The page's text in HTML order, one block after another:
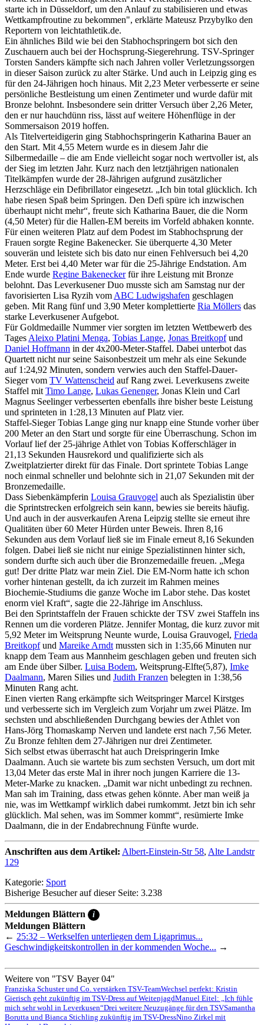
starte ich in Düsseldorf, um den Anlauf zu stabilisieren und etwas
Wettkampfroutine zu bekommen", erklärte Mateusz Przybylko den
Reportern von leichtathletik.de.
Ein ähnliches Bild wie bei den Stabhochspringern bot sich den
Zuschauern auch bei der Hochsprung-Siegerehrung. TSV-Springer
Torsten Sanders kämpfte sich nach Jahren voller Verletzungssorgen
in dieser Saison zurück zu alter Stärke. Und auch in Leipzig ging es
für den 24-Jährigen hoch hinaus. Mit 2,23 Meter verbesserte er seine
persönliche Bestleistung um einen Zentimeter und wurde dafür mit
Bronze belohnt. Insbesondere sein dritter Versuch über 2,26 Meter,
den er nur hauchdünn riss, lässt auf weitere Höhenflüge in der
Sommersaison 2019 hoffen.
Als Titelverteidigerin ging Stabhochspringerin Katharina Bauer an
den Start. Mit 4,55 Metern wurde es in diesem Jahr die
Silbermedaille – die am Ende vielleicht sogar noch wertvoller ist, als
der Sieg im letzten Jahr. Kurz nach den letztjährigen nationalen
Titelkämpfen wurde der 28-Jährigen aufgrund zusätzlicher
Herzschläge ein Defibrillator eingesetzt. „Ich bin total glücklich. Ich
habe riesen Spaß beim Springen. Den Defi spüre ich inzwischen
überhaupt nicht mehr“, freute sich Katharina Bauer, die die Norm
(4,50 Meter) für die Hallen-EM bereits im Vorfeld abhaken konnte.
Für einen weiteren Platz auf dem Podest im Stabhochsprung der
Frauen sorgte Regine Bakenecker. Sie überquerte 4,30 Meter
souverän und leistete sich bis dato nur einen Fehlversuch bei 4,20
Meter. Erst bei 4,40 Meter war für die 25-Jährige Endstation. Am
Ende wurde Regine Bakeneckerfür ihre Leistung mit Bronze
belohnt. Das Leverkusener Duo musste sich am Samstag nur der
favorisierten Lisa Ryzih vom ABC Ludwigshafen geschlagen
geben. Mit Rang fünf und 3,90 Meter komplettierte Ria Möllers das
starke Leverkusener Aufgebot.
Für Goldmedaille Nummer vier sorgten im letzten Wettbewerb des
Tages Aleixo Platini Menga, Tobias Lange, Jonas Breitkopfund
Daniel Hoffmann in der 4x200-Meter-Staffel. Dabei unterbot das
Quartett nicht nur seine Saisonbestzeit um mehr als eine Sekunde
auf 1:24,92 Minuten, sondern verwies auch den Staffel-Dauer-
Sieger vom TV Wattenscheid auf Rang zwei. Leverkusens zweite
Staffel mit Timo Lange, Lukas Genenger, Jonas Klein und Carl
Magnus Seelinger verbesserten ebenfalls ihre bisher beste Leistung
und sprinteten in 1:28,13 Minuten auf Platz vier.
Staffel-Sieger Tobias Lange ging nur knapp eine Stunde vorher über
200 Meter an den Start und sorgte für eine Überraschung. Schon im
Vorlauf lief der 25-jährige Athlet von Tobias Kofferschläger in
21,13 Sekunden Hausrekord und qualifizierte sich als
Zweitplatzierter direkt für das Finale. Dort sprintete Tobias Lange
noch einmal schneller und belohnte sich in 21,07 Sekunden mit der
Bronzemedaille.
Dass Siebenkämpferin Louisa Grauvogel auch als Spezialistin über
die Sprintstrecken erfolgreich sein kann, bewies sie bereits häufig.
Und auch in der ausverkaufen Arena Leipzig stellte sie erneut ihre
Qualitäten über 60 Meter Hürden unter Beweis. Ihren 8,16
Sekunden aus dem Vorlauf ließ sie im Finale erneut 8,16 Sekunden
folgen. Dabei ließ sie nicht nur einige Spezialistinnen hinter sich,
sondern durfte sich auch über die Bronzemedaille freuen. „Mega
gut! Der dritte Platz war mein Ziel. Die EM-Norm hatte ich schon
vorher hintenan gestellt, da ich zurzeit im Rahmen meines
Biochemie-Studiums die ganze Woche im Labor stehe. Das kostet
enorm viel Kraft“, sagte die 22-Jährige im Anschluss.
Bei den Sprintstaffeln der Frauen schickte der TSV zwei Staffeln ins
Rennen um die vorderen Plätze. Jennifer Montag, die kurz zuvor mit
5,92 Meter im Weitsprung Neunte wurde, Louisa Grauvogel, Frieda
Breitkopfund Mareike Arndt mussten sich in 1:35,66 Minuten nur
knapp dem Team aus Mannheim geschlagen geben und freuten sich
am Ende über Silber. Luisa Bodem, Weitsprung-Elfte(5,87), Imke
Daalmann, Maren Silies und Judith Franzen belegten in 1:38,56
Minuten Rang acht.
Einen vierten Rang erkämpfte sich Weitspringer Marcel Kirstges
und verbesserte sich im Vergleich zum Vorjahr um zwei Plätze. Im
sechsten und abschließenden Durchgang bewies der Athlet von
Hans-Jörg Thomaskamp Nerven und landete erst nach 7,56 Meter.
Zu Bronze fehlten dem 27-Jährigen nur drei Zentimeter.
Sich selbst etwas überrascht hat auch Dreispringerin Imke
Daalmann. Auch sie wartete bis zum sechsten Versuch, um dort mit
13,04 Meter das erste Mal in ihrer noch jungen Karriere die 13-
Meter-Marke zu knacken. „Damit war nicht unbedingt zu rechnen.
Man sah im Training, dass etwas gehen könnte. Aber man weiß ja
nie, was im Wettkampf wirklich dabei rumkommt. Jetzt bin ich sehr
glücklich. Mal sehen, was im Sommer kommt“, resümierte Imke
Daalmann, die in der Endabrechnung Fünfte wurde.
Anschriften aus dem Artikel: Albert-Einstein-Str 58, Alte Landstr
129
Kategorie: Sport
Bisherige Besucher auf dieser Seite: 3.238
Meldungen Blättern i
Meldungen Blättern
← 25:32 – Werkselfen unterliegen dem Ligaprimus...
Geschwindigkeitskontrollen in der kommenden Woche... →
Weitere von "TSV Bayer 04"
Franziska Schuster und Co. verstärken TSV-TeamWechsel perfekt: Kristin
Gierisch geht zukünftig im TSV-Dress auf WeitenjagdManuel Eitel: „Ich fühle
mich sehr wohl in Leverkusen“Drei weitere Neuzugänge für den TSVSamantha
Borutta und Bianca Stichling zukünftig im TSV-DressNino Zirkel mit